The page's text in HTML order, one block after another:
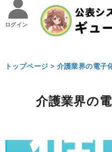
ログイン
トップページ > 介護業界の電子
介護業界の